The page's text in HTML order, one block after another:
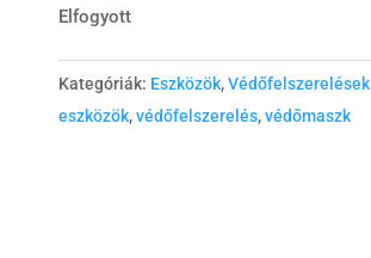
Elfogyott
Kategóriák: Eszközök,Védőfelszerelések
eszközök,védőfelszerelés,védőmaszk